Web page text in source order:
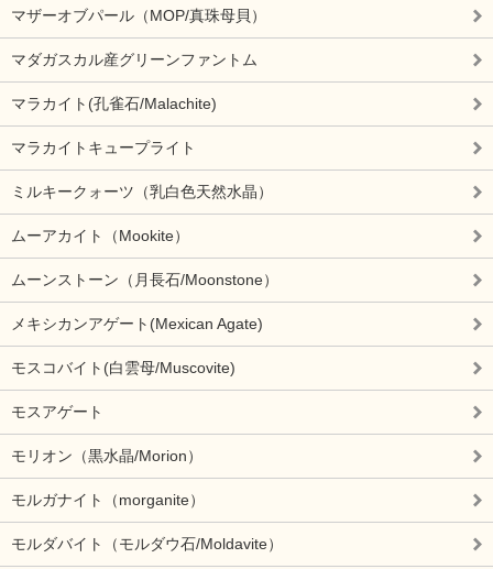
マザーオブパール（MOP/真珠母貝）
マダガスカル産グリーンファントム
マラカイト(孔雀石/Malachite)
マラカイトキュープライト
ミルキークォーツ（乳白色天然水晶）
ムーアカイト（Mookite）
ムーンストーン（月長石/Moonstone）
メキシカンアゲート(Mexican Agate)
モスコバイト(白雲母/Muscovite)
モスアゲート
モリオン（黒水晶/Morion）
モルガナイト（morganite）
モルダバイト（モルダウ石/Moldavite）